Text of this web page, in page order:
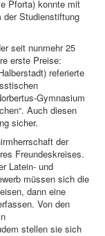
Pforta) konnte mit
der Studienstiftung
seit nunmehr 25
erste Preise:
referierte
Gymnasium
Auch diesen
sicher.
der
Freundeskreises.
Latein- und
müssen sich die
dann eine
Von den
stellen sie sich